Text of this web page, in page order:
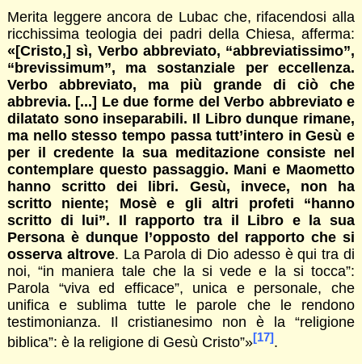
Merita leggere ancora de Lubac che, rifacendosi alla
ricchissima teologia dei padri della Chiesa, afferma:
«[Cristo,] sì, Verbo abbreviato, “abbreviatissimo”,
“brevissimum”, ma sostanziale per eccellenza.
Verbo abbreviato, ma più grande di ciò che
abbrevia. [...] Le due forme del Verbo abbreviato e
dilatato sono inseparabili. Il Libro dunque rimane,
ma nello stesso tempo passa tutt’intero in Gesù e
per il credente la sua meditazione consiste nel
contemplare questo passaggio. Mani e Maometto
hanno scritto dei libri. Gesù, invece, non ha
scritto niente; Mosè e gli altri profeti “hanno
scritto di lui”. Il rapporto tra il Libro e la sua
Persona è dunque l’opposto del rapporto che si
osserva altrove. La Parola di Dio adesso è qui tra di
noi, “in maniera tale che la si vede e la si tocca”:
Parola “viva ed efficace”, unica e personale, che
unifica e sublima tutte le parole che le rendono
testimonianza. Il cristianesimo non è la “religione
biblica”: è la religione di Gesù Cristo”»[17].